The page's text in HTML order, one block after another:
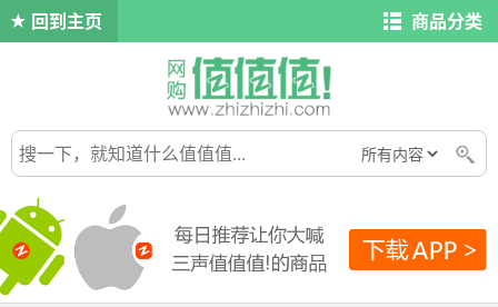
回到主页 商品分类